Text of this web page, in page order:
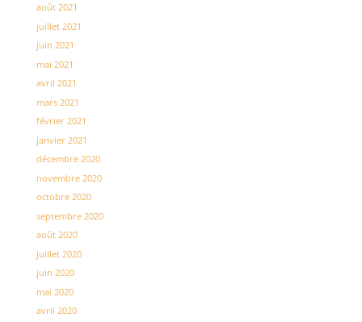
août 2021
juillet 2021
juin 2021
mai 2021
avril 2021
mars 2021
février 2021
janvier 2021
décembre 2020
novembre 2020
octobre 2020
septembre 2020
août 2020
juillet 2020
juin 2020
mai 2020
avril 2020